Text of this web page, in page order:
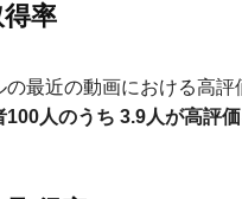
率
の最近の動画における高評
100人のうち 3.9人が高評